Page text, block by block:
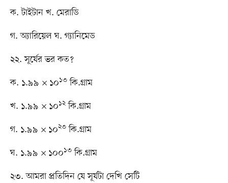
ক. টাইটান খ. মেরাডি
গ. অ্যারিয়েল ঘ. গ্যানিমেড
২২. সূর্যের ভর কত?
ক. ১.৯৯ × ১০১৩কি.গ্রাম
খ. ১.৯৯ × ১০১২কি.গ্রাম
গ. ১.৯৯ × ১০২৩কি.গ্রাম
ঘ. ১.৯৯ × ১০০১৩কি.গ্রাম
২৩. আমরা প্রতিদিন যে সূর্যটা দেখি সেটি